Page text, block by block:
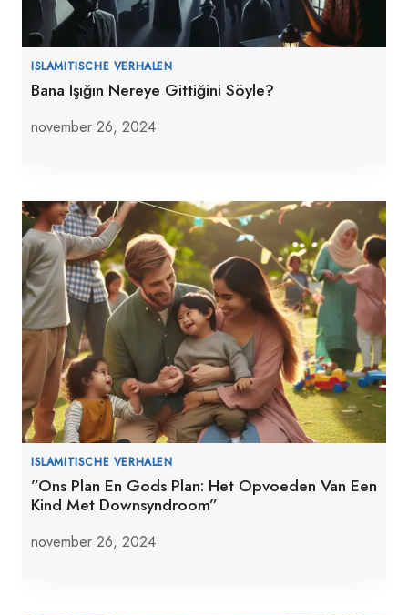
ISLAMITISCHE VERHALEN
Bana Işığın Nereye Gittiğini Söyle?
november 26, 2024
ISLAMITISCHE VERHALEN
”Ons Plan En Gods Plan: Het Opvoeden Van Een
Kind Met Downsyndroom”
november 26, 2024